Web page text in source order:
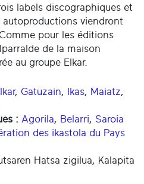
labels discographiques et
autoproductions viendront
pour les éditions
de la maison
au groupe Elkar.
, Gatuzain, Ikas, Maiatz,
: Agorila, Belarri, Saroia
des ikastola du Pays
Hatsa zigilua, Kalapita